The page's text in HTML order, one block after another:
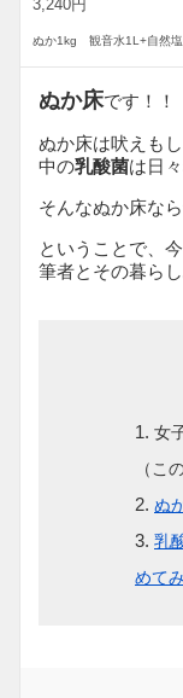
3,240円
ぬか床です！！
ぬか床は吠えも
中の乳酸菌は日
そんなぬか床な
ということで、
筆者とその暮ら
女
（こ
ぬ
乳
めて